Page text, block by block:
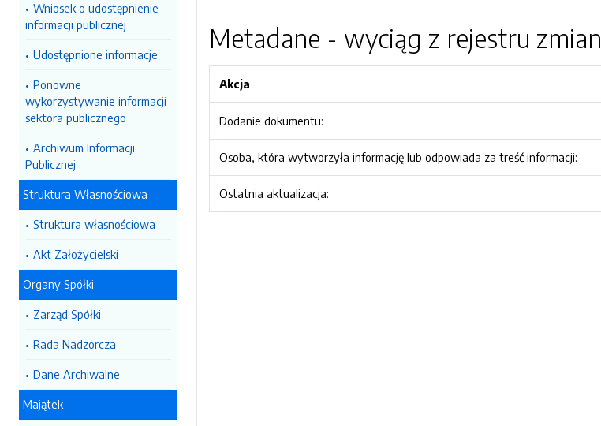
Wniosek o udostępnienie
informacji publicznej
Udostępnione informacje
Ponowne
wykorzystywanie informacji
sektora publicznego
Archiwum Informacji
Publicznej
Struktura Własnościowa
Struktura własnościowa
Akt Założycielski
Organy Spółki
Zarząd Spółki
Rada Nadzorcza
Dane Archiwalne
Majątek
Metadane - wyciąg z rejestru zmian
Akcja
Dodanie dokumentu:
Osoba, która wytworzyła informację lub odpowiada za treść informacji:
Ostatnia aktualizacja: